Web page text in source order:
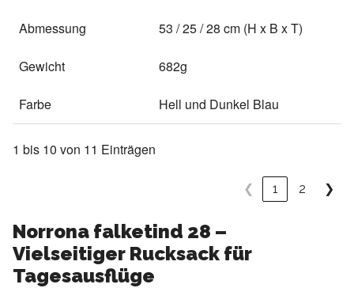
Abmessung 53 / 25 / 28 cm (H x B x T)
Gewicht 682g
Farbe Hell und Dunkel Blau
1 bis 10 von 11 Einträgen
❮ 1 2 ❯
Norrona falketind 28 –
Vielseitiger Rucksack für
Tagesausflüge